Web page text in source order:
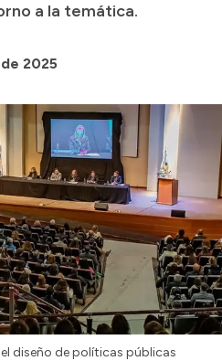
a la temática.
2025
diseño de políticas públicas